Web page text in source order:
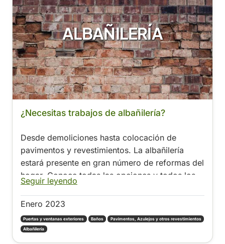
ALBAÑILERÍA
¿Necesitas trabajos de albañilería?
Desde demoliciones hasta colocación de
pavimentos y revestimientos. La albañilería
estará presente en gran número de reformas del
hogar. Conoce todas las opciones y todos los
precios.
Seguir leyendo
Enero 2023
Puertas y ventanas exteriores Baños
Pavimentos, Azulejos y otros revestimientos
Albañilería